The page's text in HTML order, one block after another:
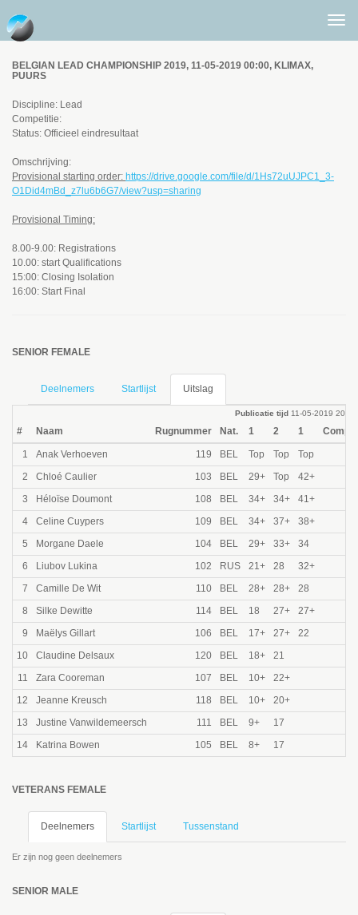
BELGIAN LEAD CHAMPIONSHIP 2019, 11-05-2019 00:00, KLIMAX,
PUURS
Discipline: Lead
Competitie:
Status: Officieel eindresultaat
Omschrijving:
Provisional starting order: https://drive.google.com/file/d/1Hs72uUJPC1_3-
O1Did4mBd_z7lu6b6G7/view?usp=sharing
Provisional Timing:
8.00-9.00: Registrations
10.00: start Qualifications
15:00: Closing Isolation
16:00: Start Final
SENIOR FEMALE
Deelnemers Startlijst Uitslag
Publicatie tijd 11-05-2019 20:01
# Naam Rugnummer Nat. 1 2 1 Comp.
1 Anak Verhoeven 119 BEL Top Top
Top
2
Chloé Caulier 103 BEL 29+ Top
42+
3
Héloïse Doumont 108 BEL 34+ 34+
41+
4
Celine Cuypers 109 BEL 34+ 37+
38+
5
Morgane Daele 104 BEL 29+ 33+
34
6
Liubov Lukina 102 RUS 21+ 28
32+
7
Camille De Wit 110 BEL 28+ 28+
28
8
Silke Dewitte 114 BEL 18 27+
27+
9
Maëlys Gillart 106 BEL 17+ 27+
22
10
Claudine Delsaux 120 BEL 18+
21
11
Zara Cooreman 107 BEL 10+
22+
12
Jeanne Kreusch 118 BEL 10+
20+
13
Justine Vanwildemeersch 111 BEL 9+
17
14
Katrina Bowen 105 BEL 8+ 17
VETERANS FEMALE
Deelnemers Startlijst Tussenstand
Er zijn nog geen deelnemers
SENIOR MALE